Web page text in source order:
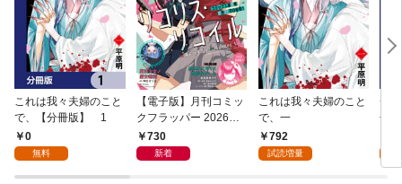
これは我々夫婦のこと
で、【分冊版】 1
0
無料
【電子版】月刊コミッ
クフラッパー 2026年9
月号730
新着
これは我々夫婦のこと
で、一
792
試読増量
チ
冊